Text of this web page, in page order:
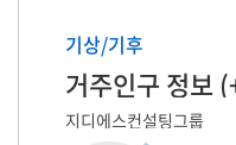
기상/기후
거주인구 정보
지디에스컨설팅그룹